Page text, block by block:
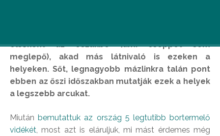
elsőként az eszükbe (ami cseppet sem
meglepő), akad más látnivaló is ezeken a
helyeken. Sőt, legnagyobb mázlinkra talán pont
ebben az őszi időszakban mutatják ezek a helyek
a legszebb arcukat.
Miután bemutattuk az ország 5 legtutibb bortermelő
vidékét, most azt is eláruljuk, mi mást érdemes még